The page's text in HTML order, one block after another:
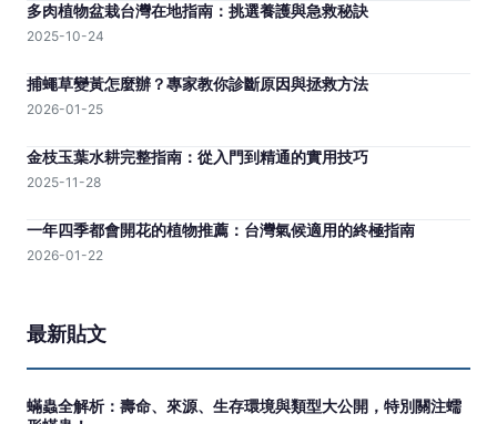
多肉植物盆栽台灣在地指南：挑選養護與急救秘訣
2025-10-24
捕蠅草變黃怎麼辦？專家教你診斷原因與拯救方法
2026-01-25
金枝玉葉水耕完整指南：從入門到精通的實用技巧
2025-11-28
一年四季都會開花的植物推薦：台灣氣候適用的終極指南
2026-01-22
最新貼文
蟎蟲全解析：壽命、來源、生存環境與類型大公開，特別關注蠕